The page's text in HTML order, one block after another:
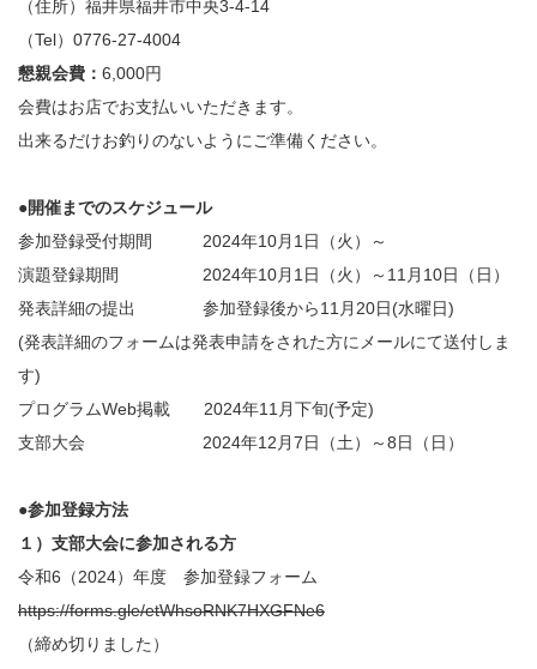
（住所）福井県福井市中央3-4-14
（Tel）0776-27-4004
懇親会費： 6,000円
会費はお店でお支払いいただきます。
出来るだけお釣りのないようにご準備ください。
●開催までのスケジュール
参加登録受付期間 2024年10月1日（火）～
演題登録期間 2024年10月1日（火）～11月10日（日）
発表詳細の提出 参加登録後から11月20日(水曜日)
(発表詳細のフォームは発表申請をされた方にメールにて送付しま
す)
プログラムWeb掲載 2024年11月下旬(予定)
支部大会 2024年12月7日（土）～8日（日）
●参加登録方法
１）支部大会に参加される方
令和6（2024）年度 参加登録フォーム
https://forms.gle/etWhsoRNK7HXGFNe6
（締め切りました）